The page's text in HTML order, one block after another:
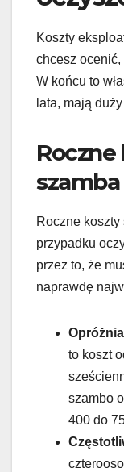
Koszty
chcesz ocenić,
W końcu to
lata, mają
szamba
Roczne
przypadku
przez to, że
naprawdę
to koszt
szambo
400 do